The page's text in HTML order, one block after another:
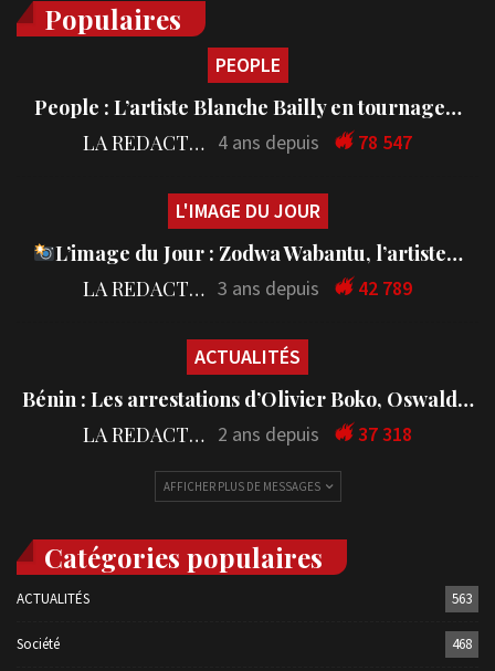
Populaires
PEOPLE
People : L’artiste Blanche Bailly en tournage…
LA REDACTION 4 ans depuis 78 547
L'IMAGE DU JOUR
L’image du Jour : Zodwa Wabantu, l’artiste…
LA REDACTION 3 ans depuis 42 789
ACTUALITÉS
Bénin : Les arrestations d’Olivier Boko, Oswald…
LA REDACTION 2 ans depuis 37 318
AFFICHER PLUS DE MESSAGES
Catégories populaires
ACTUALITÉS 563
Société 468